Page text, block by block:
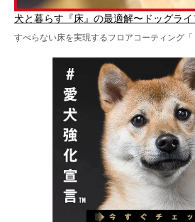
犬と暮らす『床』の最適解〜ドッグラ
すべらない床を実現するフロアコーティング「